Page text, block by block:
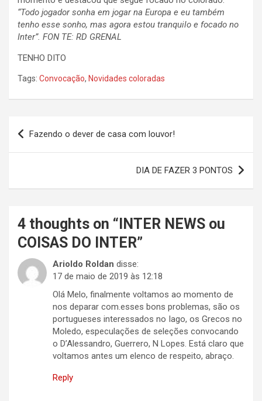
“Todo jogador sonha em jogar na Europa e eu também
tenho esse sonho, mas agora estou tranquilo e focado no
Inter”. FON TE: RD GRENAL
TENHO DITO
Tags: Convocação, Novidades coloradas
Navegação
de
Fazendo o dever de casa com louvor!
DIA DE FAZER 3 PONTOS
4 thoughts on “ INTER NEWS ou
COISAS DO INTER”
Arioldo Roldan disse:
17 de maio de 2019 às 12:18
Olá Melo, finalmente voltamos ao momento de
nos deparar com.esses bons problemas, são os
portugueses interessados no Iago, os Grecos no
Moledo, especulações de seleções convocando
o D’Alessandro, Guerrero, N Lopes. Está claro que
voltamos antes um elenco de respeito, abraço.
Reply